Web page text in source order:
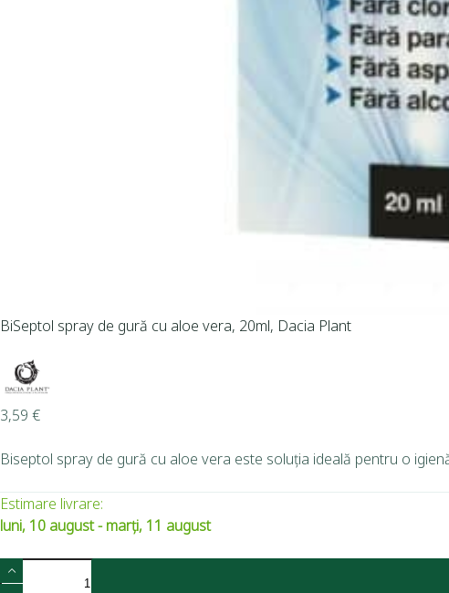
BiSeptol spray de gură cu aloe vera, 20ml, Dacia Plant
3,59 €
Biseptol spray de gură cu aloe vera este soluția ideală pentru o
Estimare livrare:
luni, 10 august - marți, 11 august